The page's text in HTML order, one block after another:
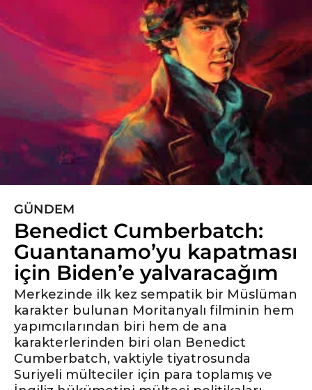
5
y
l
ö
n
c
e
5
y
ı
GÜNDEM
Benedict Cumberbatch:
Guantanamo’yu kapatması
için Biden’e yalvaracağım
Merkezinde ilk kez sempatik bir Müslüman
karakter bulunan Moritanyalı filminin hem
yapımcılarından biri hem de ana
karakterlerinden biri olan Benedict
Cumberbatch, vaktiyle tiyatrosunda
Suriyeli mülteciler için para toplamış ve